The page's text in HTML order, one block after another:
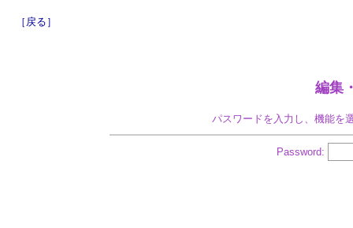
［戻る］
編集
パスワードを入力し、機能を
Password: